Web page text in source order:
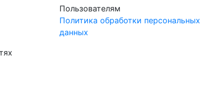
Пользователям
Политика обработки персональных
данных